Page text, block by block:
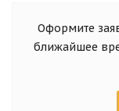
Оформите
ближайшее